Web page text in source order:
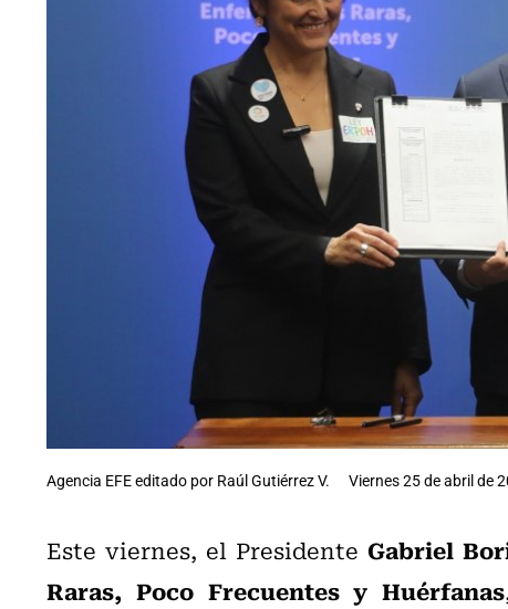
Agencia EFE editado por Raúl Gutiérrez V. Viernes 25 de abril de
Este viernes, el Presidente Gabriel
Raras, Poco Frecuentes y Huérfanas